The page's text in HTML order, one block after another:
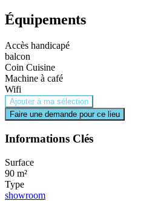
Équipements
Accès handicapé
balcon
Coin Cuisine
Machine à café
Wifi
Ajouter à ma sélection
Faire une demande pour ce lieu
Informations Clés
Surface
90 m²
Type
showroom